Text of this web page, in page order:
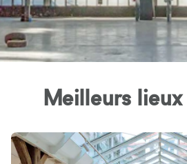
Meilleurs